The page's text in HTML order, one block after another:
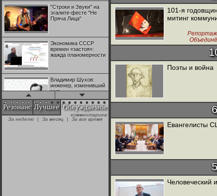
"Строки и Звуки" на
эгалите-фесте "Не
Пряча Лица"
Экономика СССР
времен «застоя»:
жажда планомерности
Владимир Шухов:
инженер, изменивший
мир
"Аркадий Коц" на
эгалите-фесте "Не
Резонанс Лучшее Обсуждаемое
комментариев:
За неделю
| За месяц | За все время
101-я
митинг
Поэты и война
Евангелисты
Человеческий